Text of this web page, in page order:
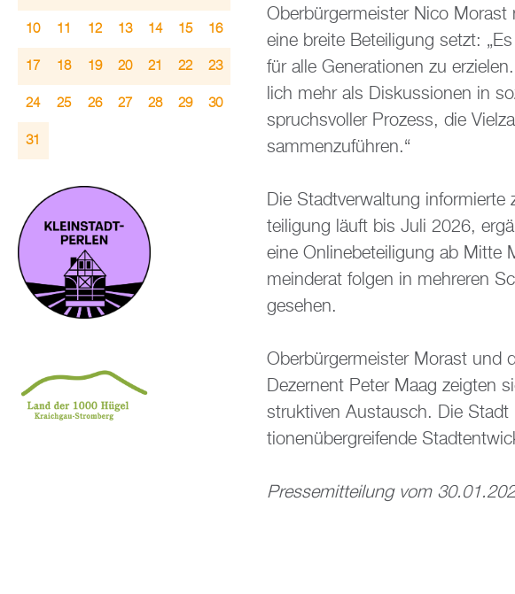
Ober­bür­ger­meis­ter Nico
eine brei­te Be­tei­li­gung setzt:
für alle Ge­ne­ra­tio­nen zu
lich mehr als Dis­kus­sio­nen in
spruchs­vol­ler Pro­zess, die
sam­men­zu­füh­ren.“
Die Stadt­ver­wal­tung
tei­li­gung läuft bis Juli 2026,
eine On­line­be­tei­li­gung ab Mitte
mein­de­rat fol­gen in meh­re­ren
ge­se­hen.
Ober­bür­ger­meis­ter Mo­rast und
De­zer­nent Peter Maag zeig­ten
struk­ti­ven Aus­tausch. Die
tio­nen­über­grei­fen­de
Pres­se­mit­tei­lung vom
10 11 12 13 14 15 16
17 18 19 20 21 22 23
24 25 26 27 28 29 30
31